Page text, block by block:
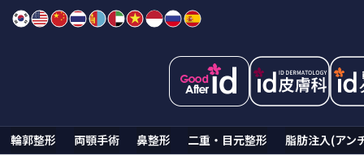
Skip
輪郭整形 両顎手術 鼻整形 二重・目元整形 脂肪注入(アン